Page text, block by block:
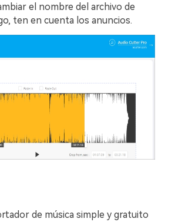
el nombre del archivo de
ten en cuenta los anuncios.
de música simple y gratuito